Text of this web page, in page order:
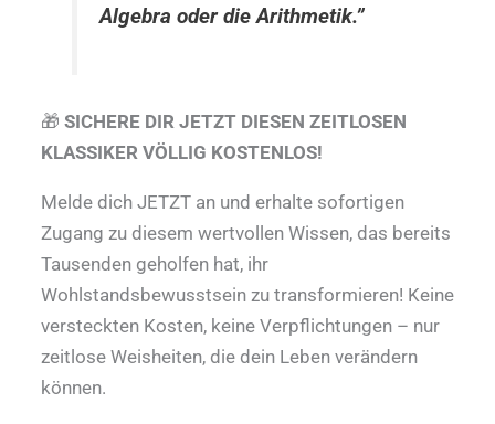
Algebra oder die Arithmetik.”
🎁 SICHERE DIR JETZT DIESEN ZEITLOSEN
KLASSIKER VÖLLIG KOSTENLOS!
Melde dich JETZT an und erhalte sofortigen
Zugang zu diesem wertvollen Wissen, das bereits
Tausenden geholfen hat, ihr
Wohlstandsbewusstsein zu transformieren! Keine
versteckten Kosten, keine Verpflichtungen – nur
zeitlose Weisheiten, die dein Leben verändern
können.